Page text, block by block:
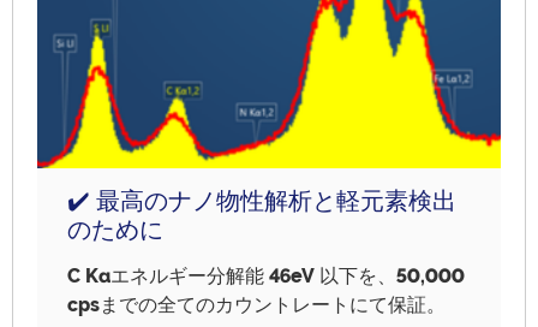
✔️ 最高のナノ物性解析と軽元素検出
のために
C Kaエネルギー分解能 46eV 以下を、 50,000
cpsまでの全てのカウントレートにて保証。